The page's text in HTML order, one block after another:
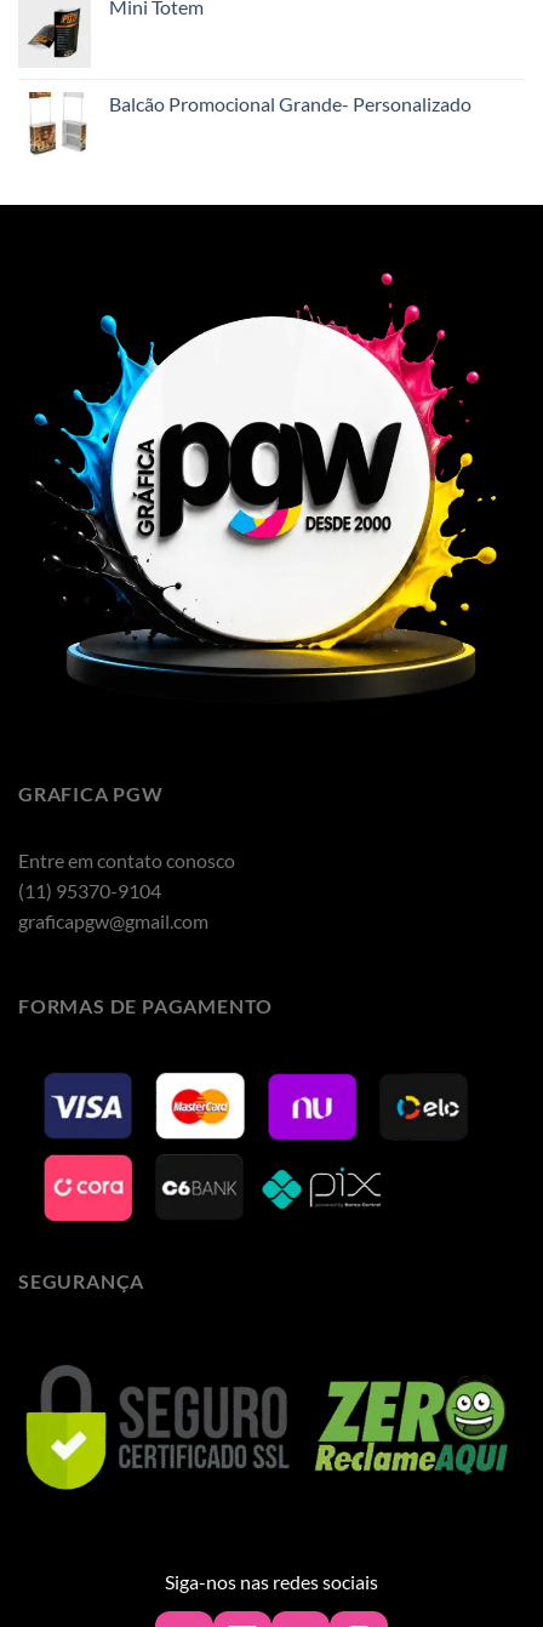
Mini Totem
Balcão Promocional Grande- Personalizado
GRAFICA PGW
Entre em contato conosco
(11) 95370-9104
graficapgw@gmail.com
FORMAS DE PAGAMENTO
SEGURANÇA
Siga-nos nas redes sociais